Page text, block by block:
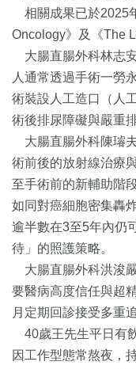
相關成果已於2025
Oncology》及《The
大腸直腸外科林志
人通常透過手術一勞
術裝設人工造口（人
術後排尿障礙與嚴重
大腸直腸外科陳璿
術前後的放射線治療
至手術前的新輔助階
如同對癌細胞密集轟
逾半數在3至5年內仍
待」的照護策略。
大腸直腸外科洪浚
要醫病高度信任與超
月定期回診接受多重追
40歲王先生平日有
因工作型態常熬夜，